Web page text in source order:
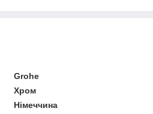
Grohe
Хром
Німеччина